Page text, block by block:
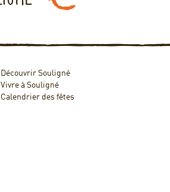
Découvrir Souligné
Vivre à Souligné
Calendrier des fêtes